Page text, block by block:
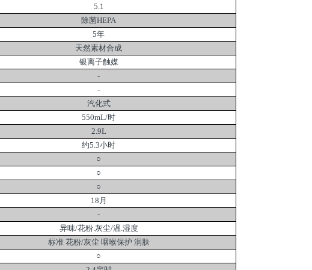
5.1
除菌HEPA
5年
天然素材合成
银离子触媒
-
-
汽化式
550mL/时
2.9L
约5.3小时
○
○
○
18月
-
异味/花粉.灰尘/温.湿度
标准 花粉/灰尘 咽喉保护 润肤
○